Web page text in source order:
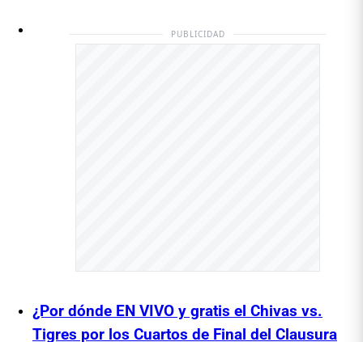
PUBLICIDAD
¿Por dónde EN VIVO y gratis el Chivas vs.
Tigres por los Cuartos de Final del Clausura